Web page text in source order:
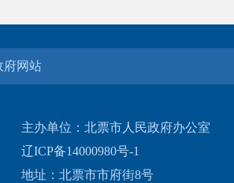
府网站
主办单位：北票市人民政府办公室
辽ICP备14000980号-1
地址：北票市市府街8号